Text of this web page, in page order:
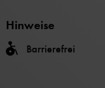
Hinweise
Barrierefrei